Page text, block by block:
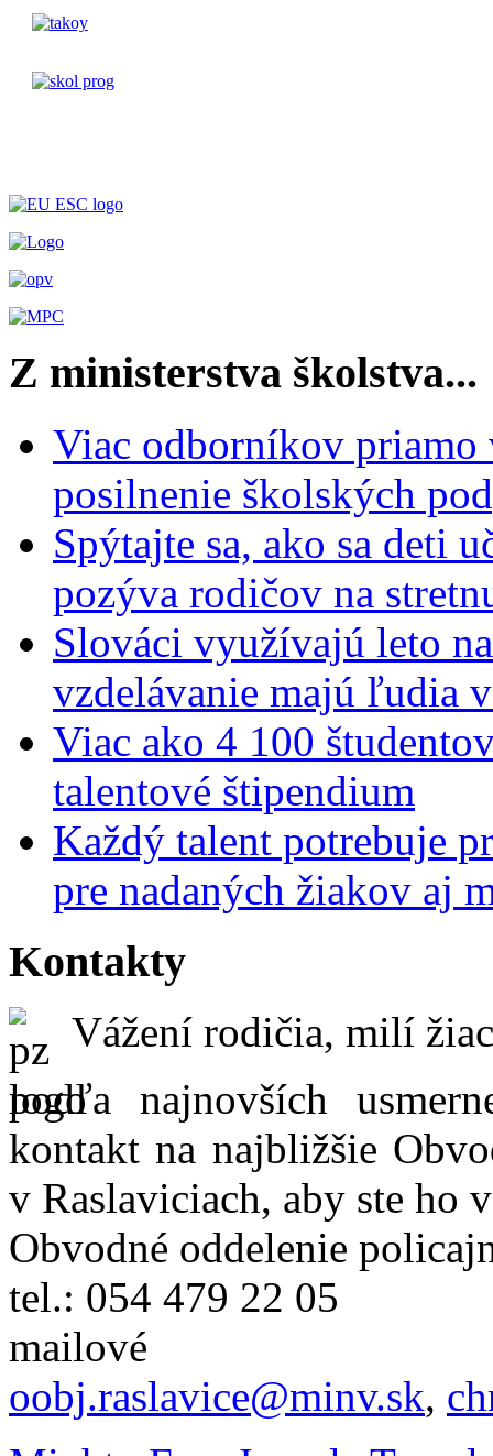
Z ministerstva školstva...
Viac odborníkov priamo
posilnenie školských
Spýtajte sa, ako sa deti
pozýva rodičov na
Slováci využívajú leto
vzdelávanie majú ľudia
Viac ako 4 100
talentové štipendium
Každý talent potrebuje
pre nadaných žiakov aj
Kontakty
Vážení rodičia, milí
podľa najnovších
kontakt na najbližšie
v Raslaviciach, aby ste ho
Obvodné oddelenie
tel.: 054 479 22 05
oobj.raslavice@minv.sk,